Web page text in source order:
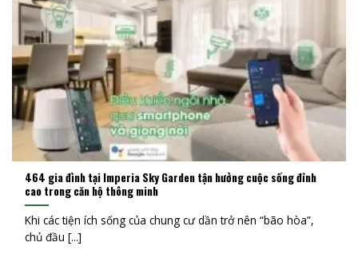
464 gia đình tại Imperia Sky Garden tận hưởng cuộc sống đỉnh
cao trong căn hộ thông minh
Khi các tiện ích sống của chung cư dần trở nên “bão hòa”,
chủ đầu [...]